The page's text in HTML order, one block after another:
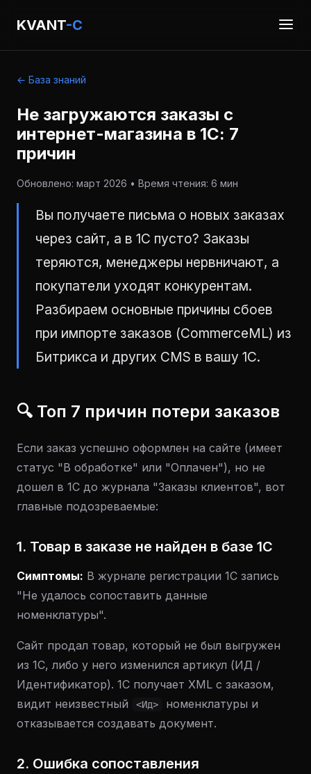
KVANT-C
← База знаний
Не загружаются заказы с
интернет-магазина в 1С: 7
причин
Обновлено: март 2026 • Время чтения: 6 мин
Вы получаете письма о новых заказах
через сайт, а в 1С пусто? Заказы
теряются, менеджеры нервничают, а
покупатели уходят конкурентам.
Разбираем основные причины сбоев
при импорте заказов (CommerceML) из
Битрикса и других CMS в вашу 1С.
🔍 Топ 7 причин потери заказов
Если заказ успешно оформлен на сайте (имеет
статус "В обработке" или "Оплачен"), но не
дошел в 1С до журнала "Заказы клиентов", вот
главные подозреваемые:
1. Товар в заказе не найден в базе 1С
Симптомы: В журнале регистрации 1С запись
"Не удалось сопоставить данные
номенклатуры".
Сайт продал товар, который не был выгружен
из 1С, либо у него изменился артикул (ИД /
Идентификатор). 1С получает XML с заказом,
видит неизвестный
<Ид>
номенклатуры и
отказывается создавать документ.
2. Ошибка сопоставления